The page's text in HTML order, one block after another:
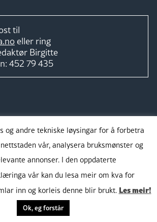
til
eller ring
Birgitte
452 79 435
Takk for støtta:
og andre tekniske løysingar for å forbetra
vår, analysera bruksmønster og
annonser. I den oppdaterte
vår kan du lesa meir om kva for
inn og korleis denne blir brukt. Les meir!
Ok, eg forstår